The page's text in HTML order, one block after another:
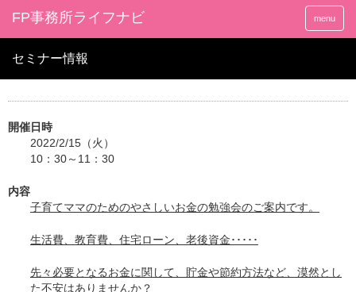
FP事務所ライフナビ menu
セミナー情報
開催日時
2022/2/15（火）
10：30～11：30
内容
子育てママのためのやさしいお金の勉強会のご案内です。
生活費、教育費、住宅ローン、老後資金･････
先々必要となるお金に関して、貯金や節約方法など、漠然とし
た不安はありませんか？